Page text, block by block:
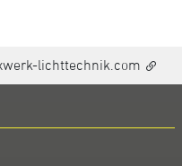
lichttechnik.com